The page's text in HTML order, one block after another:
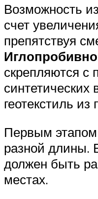
Возможность
счет
препятствуя
скрепляются с
геотекстиль
Первым этапом
разной длины.
должен быть
местах.